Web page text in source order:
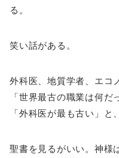
る。
笑い話がある。
外科医、地質学者、エコ
「世界最古の職業は何だ
「外科医が最も古い」と
聖書を見るがいい。神様